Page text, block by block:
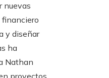
nuevas
financiero
y diseñar
ha
Nathan